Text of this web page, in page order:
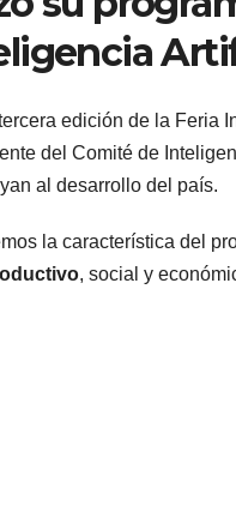
edición de la Feria
del Comité de
al desarrollo del país.
la característica del
, social y